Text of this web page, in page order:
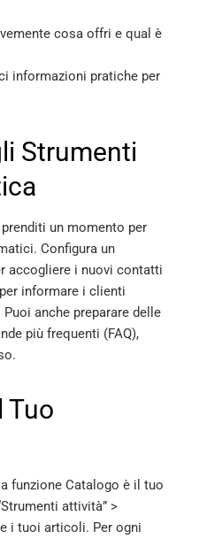
cosa offri e qual è
informazioni pratiche per
Strumenti
un momento per
Configura un
accogliere i nuovi contatti
per informare i clienti
anche preparare delle
più frequenti (FAQ),
Tuo
funzione Catalogo è il tuo
attività” >
i tuoi articoli. Per ogni